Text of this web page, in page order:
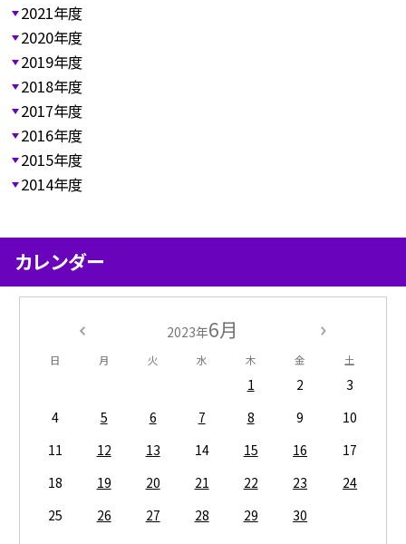
2021年度
2020年度
2019年度
2018年度
2017年度
2016年度
2015年度
2014年度
カレンダー
2023年6月
日 月 火 水 木 金 土
1 2
3
4
5 6 7 8 9
10
11
12 13 14 15 16
17
18
19 20 21 22 23
24
25
26 27 28 29 30